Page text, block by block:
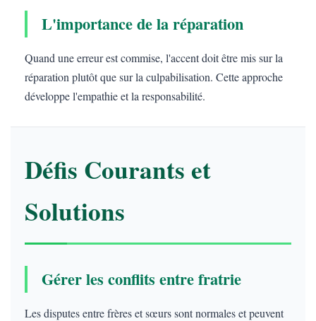
L'importance de la réparation
Quand une erreur est commise, l'accent doit être mis sur la
réparation plutôt que sur la culpabilisation. Cette approche
développe l'empathie et la responsabilité.
Défis Courants et
Solutions
Gérer les conflits entre fratrie
Les disputes entre frères et sœurs sont normales et peuvent